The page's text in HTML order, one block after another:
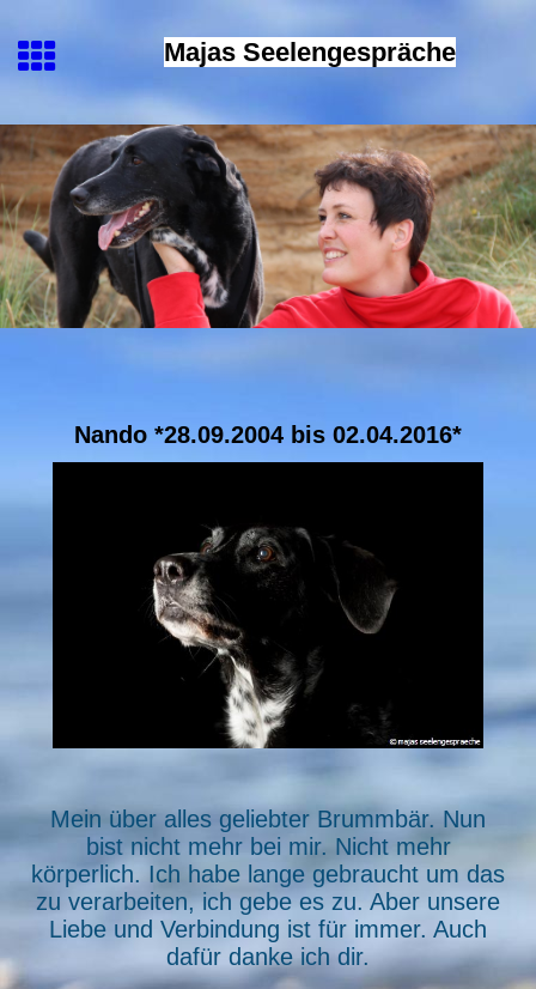
Majas Seelengespräche
Nando *28.09.2004 bis 02.04.2016*
Mein über alles geliebter Brummbär. Nun
bist nicht mehr bei mir. Nicht mehr
körperlich. Ich habe lange gebraucht um das
zu verarbeiten, ich gebe es zu. Aber unsere
Liebe und Verbindung ist für immer. Auch
dafür danke ich dir.